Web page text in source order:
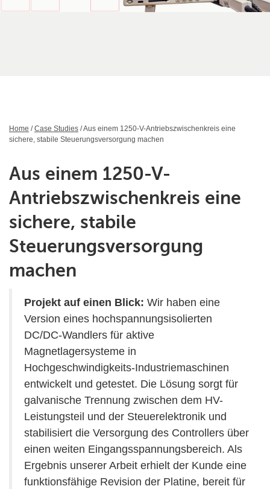
Home /Case Studies / Aus einem 1250-V-Antriebszwischenkreis eine
sichere, stabile Steuerungsversorgung machen
Aus einem 1250-V-
Antriebszwischenkreis eine
sichere, stabile
Steuerungsversorgung
machen
Projekt auf einen Blick: Wir haben eine
Version eines hochspannungsisolierten
DC/DC-Wandlers für aktive
Magnetlagersysteme in
Hochgeschwindigkeits-Industriemaschinen
entwickelt und getestet. Die Lösung sorgt für
galvanische Trennung zwischen dem HV-
Leistungsteil und der Steuerelektronik und
stabilisiert die Versorgung des Controllers über
einen weiten Eingangsspannungsbereich. Als
Ergebnis unserer Arbeit erhielt der Kunde eine
funktionsfähige Revision der Platine, bereit für